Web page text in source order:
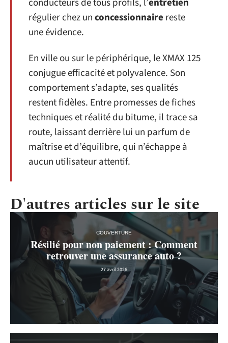
conducteurs de tous profils, l’entretien
régulier chez unconcessionnaire reste
une évidence.
En ville ou sur le périphérique, le XMAX 125
conjugue efficacité et polyvalence. Son
comportement s’adapte, ses qualités
restent fidèles. Entre promesses de fiches
techniques et réalité du bitume, il trace sa
route, laissant derrière lui un parfum de
maîtrise et d’équilibre, qui n’échappe à
aucun utilisateur attentif.
D'autres articles sur le site
COUVERTURE
Résilié pour non paiement : Comment
retrouver une assurance auto ?
27 avril 2026